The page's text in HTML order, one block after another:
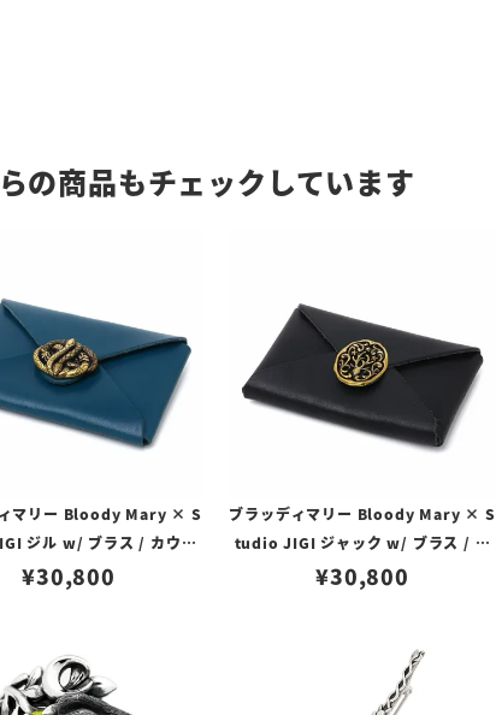
の商品もチェックしています
マリー Bloody Mary × S
ジル w/ ブラス / カウレ
ザー ブルー
¥30,800
ブラッディマリー Bloody Mary × S
tudio JIGI ジャック w/ ブラス / カ
ウレザー ブラック
¥30,800